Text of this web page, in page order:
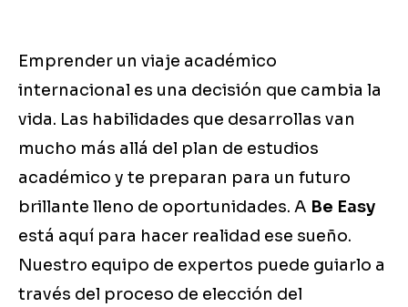
Emprender un viaje académico
internacional es una decisión que cambia la
vida. Las habilidades que desarrollas van
mucho más allá del plan de estudios
académico y te preparan para un futuro
brillante lleno de oportunidades. A Be Easy
está aquí para hacer realidad ese sueño.
Nuestro equipo de expertos puede guiarlo a
través del proceso de elección del